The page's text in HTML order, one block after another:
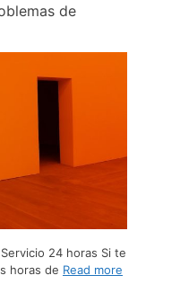
de
24 horas Si te
horas de Read more